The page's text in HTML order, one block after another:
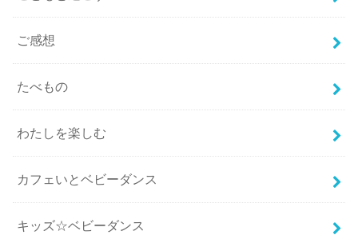
ご感想
たべもの
わたしを楽しむ
カフェいとベビーダンス
キッズ☆ベビーダンス